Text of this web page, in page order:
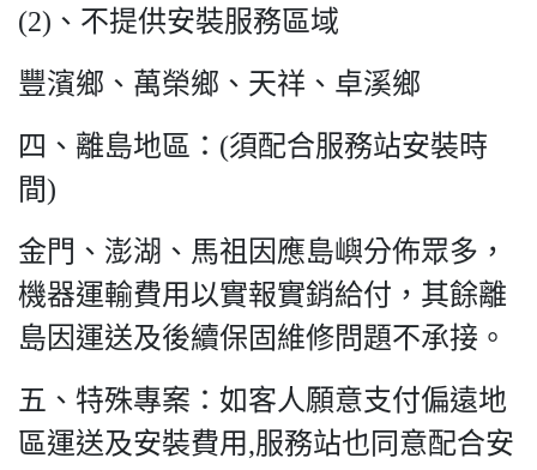
(2)、不提供安裝服務區域
豐濱鄉、萬榮鄉、天祥、卓溪鄉
四、離島地區：(須配合服務站安裝時
間)
金門、澎湖、馬祖因應島嶼分佈眾多，
機器運輸費用以實報實銷給付，其餘離
島因運送及後續保固維修問題不承接。
五、特殊專案：如客人願意支付偏遠地
區運送及安裝費用,服務站也同意配合安